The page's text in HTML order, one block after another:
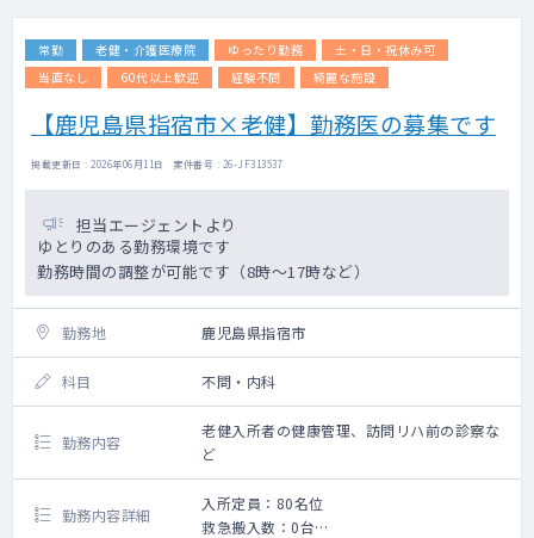
常勤 老健・介護医療院 ゆったり勤務
土・日・祝休み可
当直なし
60代以上歓迎 経験不問 綺麗な施設
【鹿児島県指宿市×老健】勤務医の募集です
掲載更新日 : 2026年06月11日 案件番号 : 26-JF313537
担当エージェントより
ゆとりのある勤務環境です
勤務時間の調整が可能です（8時～17時など）
勤務地 鹿児島県指宿市
科目 不問・内科
勤務内容
老健入所者の健康管理、訪問リハ前の診察な
ど
勤務内容詳細
入所定員：80名位
救急搬入数：0台